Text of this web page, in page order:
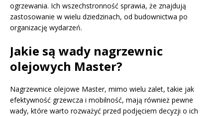
ogrzewania. Ich wszechstronność sprawia, że znajdują
zastosowanie w wielu dziedzinach, od budownictwa po
organizację wydarzeń.
Jakie są wady nagrzewnic
olejowych Master?
Nagrzewnice olejowe Master, mimo wielu zalet, takie jak
efektywność grzewcza i mobilność, mają również pewne
wady, które warto rozważyć przed podjęciem decyzji o ich